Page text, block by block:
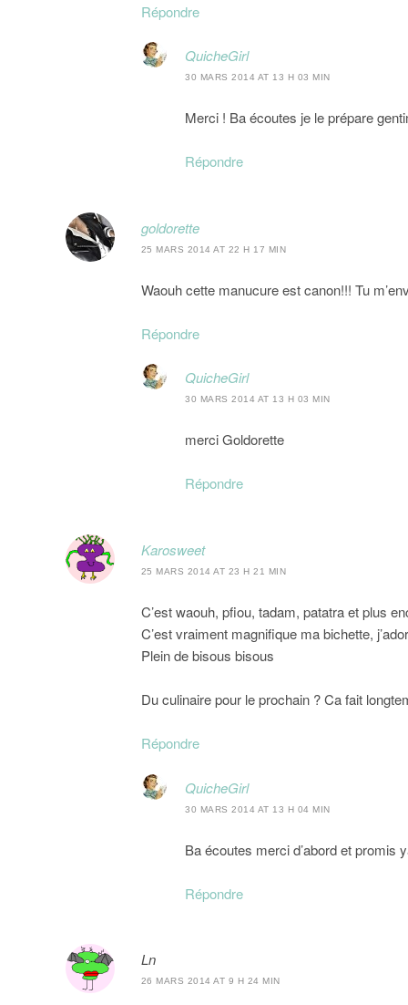
Répondre
QuicheGirl
30 MARS 2014 AT 13 H 03 MIN
Merci ! Ba écoutes je le prépare
Répondre
goldorette
25 MARS 2014 AT 22 H 17 MIN
Waouh cette manucure est canon!!! Tu
Répondre
QuicheGirl
30 MARS 2014 AT 13 H 03 MIN
merci Goldorette
Répondre
Karosweet
25 MARS 2014 AT 23 H 21 MIN
C’est waouh, pfiou, tadam, patatra et plus
C’est vraiment magnifique ma bichette,
Plein de bisous bisous
Du culinaire pour le prochain ? Ca fait
Répondre
QuicheGirl
30 MARS 2014 AT 13 H 04 MIN
Ba écoutes merci d’abord et promis
Répondre
Ln
26 MARS 2014 AT 9 H 24 MIN